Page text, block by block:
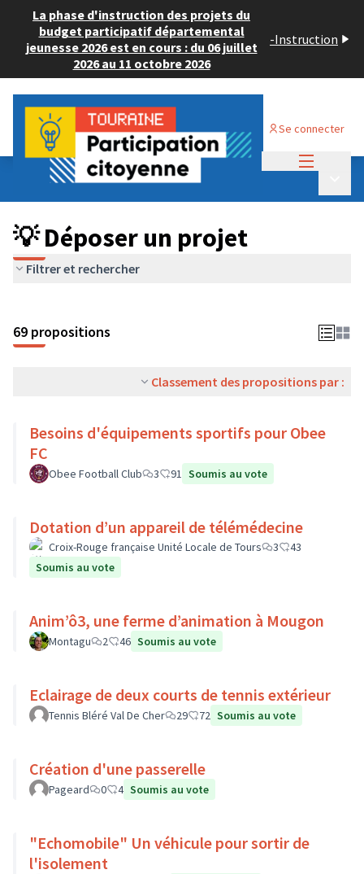
La phase d'instruction des projets du
budget participatif départemental
jeunesse 2026 est en cours : du 06 juillet
2026 au 11 octobre 2026
-Instruction
Se connecter
Budget Participatif ADULTE 2024
💡 Déposer un projet
💡 Déposer un projet
Filtrer et rechercher
69 propositions
Classement des propositions par :
Besoins d'équipements sportifs pour Obee
FC
Obee Football Club 3 91 Soumis au vote
Dotation d’un appareil de télémédecine
Croix-Rouge française Unité Locale de Tours 3
43
Soumis au vote
Anim’ô3, une ferme d’animation à Mougon
Montagu 2 46 Soumis au vote
Eclairage de deux courts de tennis extérieur
Tennis Bléré Val De Cher 29 72 Soumis au vote
Création d'une passerelle
Pageard 0 4 Soumis au vote
"Echomobile" Un véhicule pour sortir de
l'isolement